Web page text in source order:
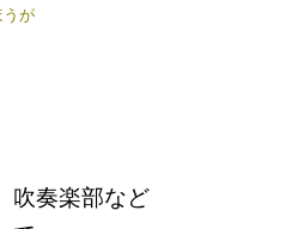
が
吹奏楽部など